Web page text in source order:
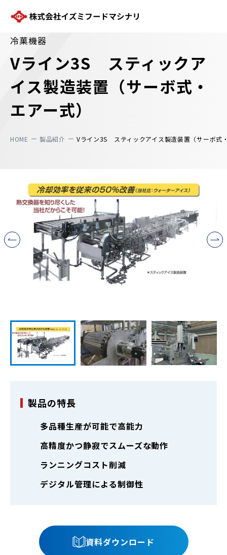
株式会社イズミフードマシナリ
冷菓機器
Vライン3S スティックア
イス製造装置（サーボ式・
エアー式）
HOME 製品紹介 Vライン3S スティックアイス製造装置（サーボ式
製品の特長
多品種生産が可能で高能力
高精度かつ静寂でスムーズな動作
ランニングコスト削減
デジタル管理による制御性
資料ダウンロード